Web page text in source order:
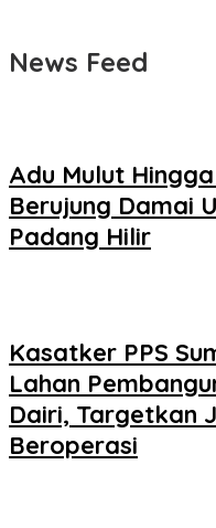
News Feed
Adu Mulut
Berujung Damai
Padang Hilir
Kasatker PPS
Lahan
Dairi, Targetkan
Beroperasi